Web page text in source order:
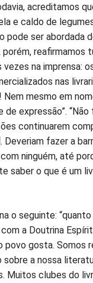
acreditamos
e caldo de
pode ser abordada
reafirmamos
na imprensa:
nas
mesmo em
de expressão”. “Não
continuarem
Deveriam fazer a
ninguém, até
saber o que é um
o seguinte: “quanto
a Doutrina
o povo gosta. Somos
sobre a nossa
Muitos clubes do